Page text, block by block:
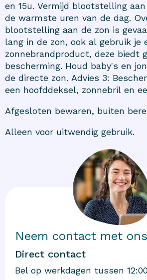
en 15u. Vermijd blootstelling
de warmste uren van de dag.
blootstelling aan de zon is
lang in de zon, ook al gebruik je
zonnebrandproduct, deze biedt
bescherming. Houd baby's en
de directe zon. Advies 3:
een hoofddeksel, zonnebril en
Afgesloten bewaren, buiten
Alleen voor uitwendig gebruik.
Neem contact met
Direct contact
Bel op werkdagen tussen